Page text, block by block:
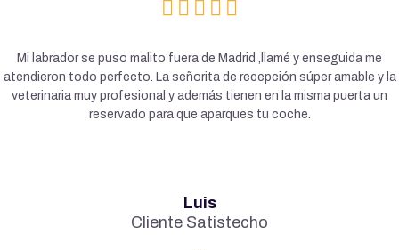
Mi labrador se puso malito fuera de Madrid ,llamé y enseguida me
atendieron todo perfecto. La señorita de recepción súper amable y la
veterinaria muy profesional y además tienen en la misma puerta un
reservado para que aparques tu coche.
Luis
Cliente Satistecho